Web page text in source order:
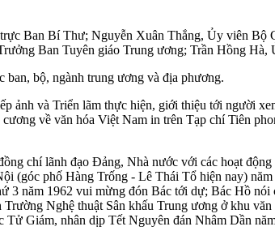
Ban Bí Thư; Nguyễn Xuân Thắng, Ủy viên
Ban Tuyên giáo Trung ương; Trần Hồng
bộ, ngành trung ương và địa phương.
và Triển lãm thực hiện, giới thiệu tới người
về văn hóa Việt Nam in trên Tạp chí Tiên
chí lãnh đạo Đảng, Nhà nước với các hoạt
phố Hàng Trống - Lê Thái Tổ hiện nay)
năm 1962 vui mừng đón Bác tới dự; Bác Hồ
Nghệ thuật Sân khấu Trung ương ở khu
Tử Giám, nhân dịp Tết Nguyên đán Nhâm Dần